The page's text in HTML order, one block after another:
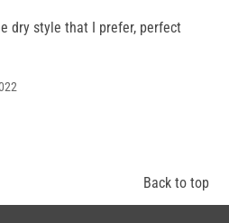
dry style that I prefer, perfect
Back to top